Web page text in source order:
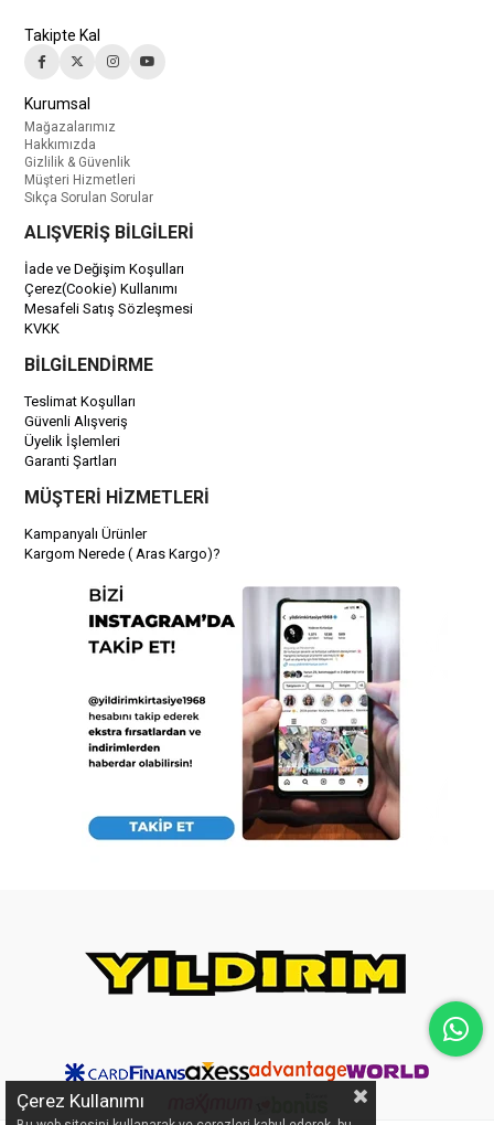
Takipte Kal
Kurumsal
Mağazalarımız
Hakkımızda
Gizlilik & Güvenlik
Müşteri Hizmetleri
Sıkça Sorulan Sorular
ALIŞVERİŞ BİLGİLERİ
İade ve Değişim Koşulları
Çerez(Cookie) Kullanımı
Mesafeli Satış Sözleşmesi
KVKK
BİLGİLENDİRME
Teslimat Koşulları
Güvenli Alışveriş
Üyelik İşlemleri
Garanti Şartları
MÜŞTERİ HİZMETLERİ
Kampanyalı Ürünler
Kargom Nerede ( Aras Kargo)?
Çerez Kullanımı